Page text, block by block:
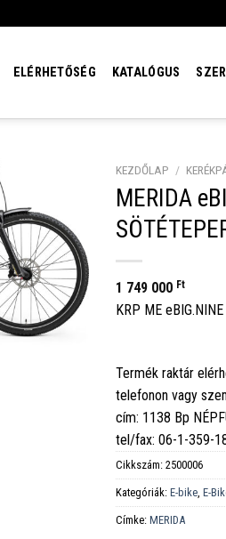
ELÉRHETŐSÉG KATALÓGUS
KEZDŐLAP /
MERIDA
1 749 000 Ft
KRP ME
Termék raktár
telefonon vagy
cím: 1138 Bp
tel/fax: 06-1-359-
Cikkszám:2500006
Kategóriák:E-bike ,E-
Címke:MERIDA